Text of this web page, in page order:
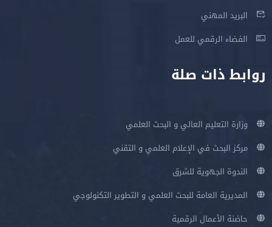
البريد المهني
الفضاء الرقمي للعمل
روابط ذات صلة
وزارة التعليم العالي و البحث العلمي
مركز البحث في الإعلام العلمي و التقني
الندوة الجهوية للشرق
المديرية العامة للبحث العلمي و التطوير التكنولوجي
حاضنة الأعمال الرقمية